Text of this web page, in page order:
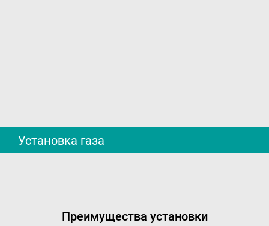
Каталог авто с ГБО
8 (800) 777-08-01
Установка газа
Преимущества установки